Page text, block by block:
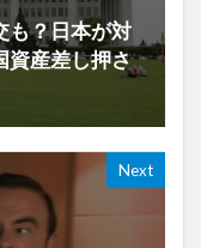
も？日本が対
資産差し押さ
Next